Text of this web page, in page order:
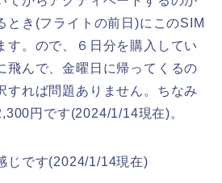
とき(フライトの前日)にこのSIM
す。ので、６日分を購入してい
飛んで、金曜日に帰ってくるの
すれば問題ありません。ちなみ
円です(2024/1/14現在)。
じです(2024/1/14現在)